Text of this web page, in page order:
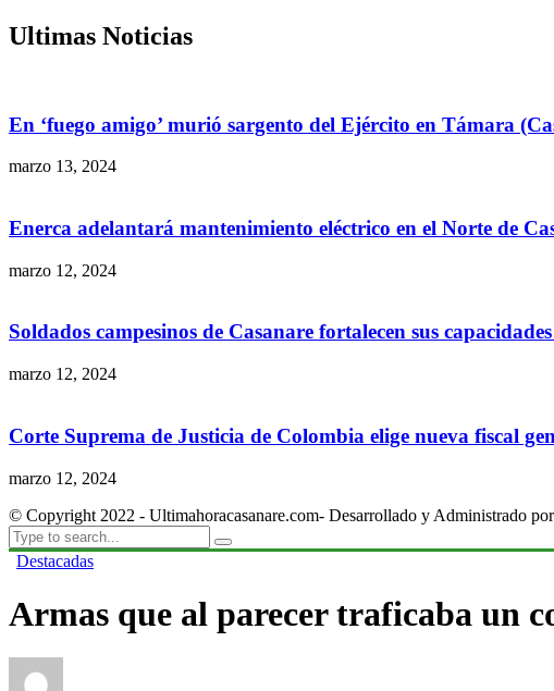
Ultimas Noticias
En ‘fuego amigo’ murió sargento del Ejército en Támara
marzo 13, 2024
Enerca adelantará mantenimiento eléctrico en el Norte de
marzo 12, 2024
Soldados campesinos de Casanare fortalecen sus
marzo 12, 2024
Corte Suprema de Justicia de Colombia elige nueva fiscal
marzo 12, 2024
© Copyright 2022 - Ultimahoracasanare.com- Desarrollado y Administrado por
Destacadas
Armas que al parecer traficaba un